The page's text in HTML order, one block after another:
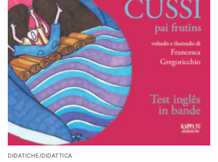
DIDATICHE/DIDATTICA